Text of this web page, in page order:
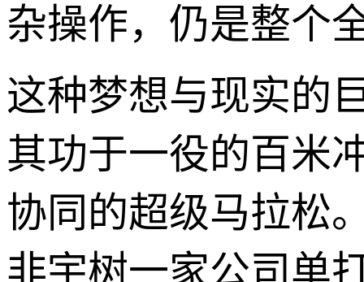
杂操作，仍是整个
这种梦想与现实的
其功于一役的百米
协同的超级马拉松
非宇树一家公司单